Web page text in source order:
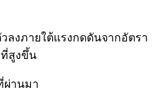
ลงภายใต้แรงกดดันจากอัตรา
สูงขึ้น
ผ่านมา